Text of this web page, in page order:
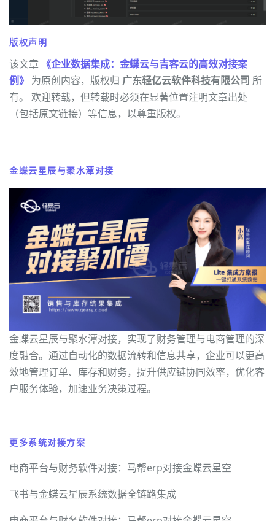
版权声明
该文章 《企业数据集成：金蝶云与吉客云的高效对接案
例》 为原创内容，版权归 广东轻亿云软件科技有限公司 所
有。 欢迎转载，但转载时必须在显著位置注明文章出处
（包括原文链接）等信息，以尊重版权。
金蝶云星辰与聚水潭对接
金蝶云星辰与聚水潭对接，实现了财务管理与电商管理的深
度融合。通过自动化的数据流转和信息共享，企业可以更高
效地管理订单、库存和财务，提升供应链协同效率，优化客
户服务体验，加速业务决策过程。
更多系统对接方案
电商平台与财务软件对接：马帮erp对接金蝶云星空
飞书与金蝶云星辰系统数据全链路集成